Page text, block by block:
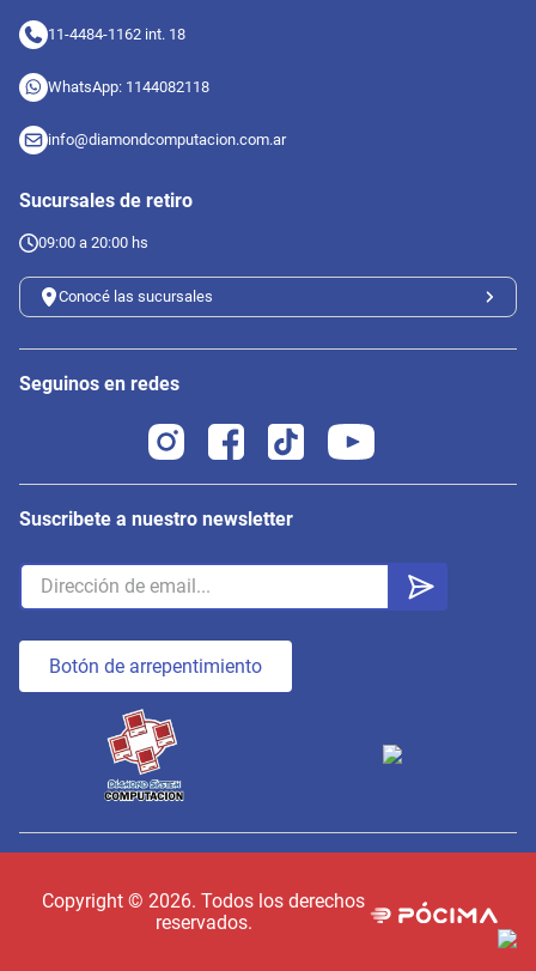
11-4484-1162 int. 18
WhatsApp: 1144082118
info@diamondcomputacion.com.ar
Sucursales de retiro
09:00 a 20:00 hs
Conocé las sucursales
Seguinos en redes
Suscribete a nuestro newsletter
Botón de arrepentimiento
Copyright © 2026. Todos los derechos
reservados.